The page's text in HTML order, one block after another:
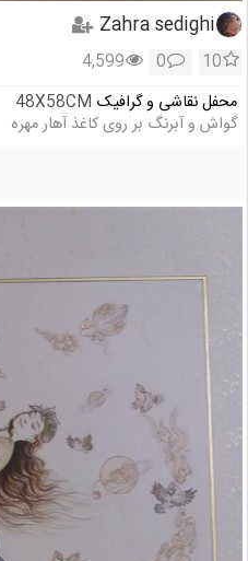
Zahra sedighi
10
0
4,599
محفل نقاشی و گرافیک 48X58CM
گواش و آبرنگ بر روی کاغذ آهار مهره